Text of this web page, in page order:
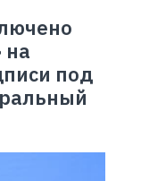
на
под